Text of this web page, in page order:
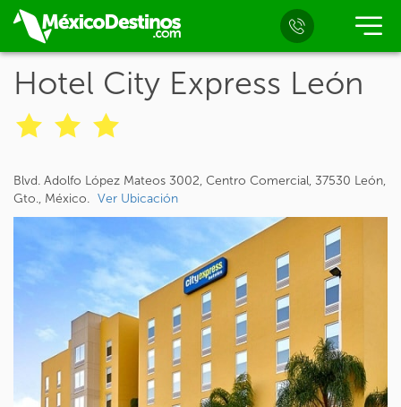
Hotel City Express León
Blvd. Adolfo López Mateos 3002, Centro Comercial, 37530 León,
Gto., México. Ver Ubicación